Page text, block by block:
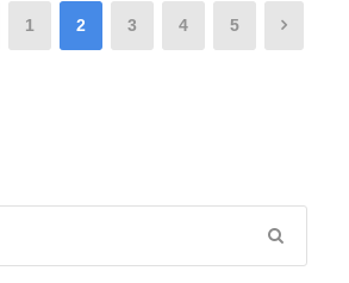
1 2 3 4 5